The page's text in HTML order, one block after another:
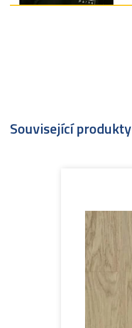
Související produkty